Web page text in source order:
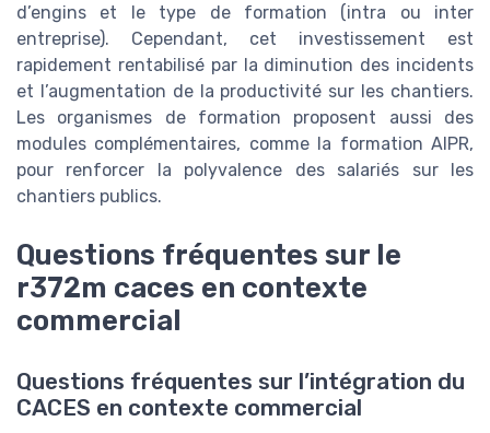
d’engins et le type de formation (intra ou inter
entreprise). Cependant, cet investissement est
rapidement rentabilisé par la diminution des incidents
et l’augmentation de la productivité sur les chantiers.
Les organismes de formation proposent aussi des
modules complémentaires, comme la formation AIPR,
pour renforcer la polyvalence des salariés sur les
chantiers publics.
Questions fréquentes sur le
r372m caces en contexte
commercial
Questions fréquentes sur l’intégration du
CACES en contexte commercial